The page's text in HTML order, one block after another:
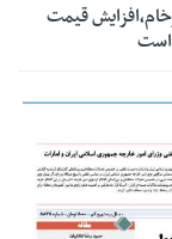
قیمت
است